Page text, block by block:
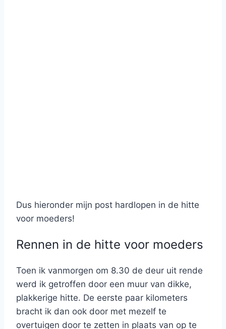
Dus hieronder mijn post hardlopen in de hitte
voor moeders!
Rennen in de hitte voor moeders
Toen ik vanmorgen om 8.30 de deur uit rende
werd ik getroffen door een muur van dikke,
plakkerige hitte. De eerste paar kilometers
bracht ik dan ook door met mezelf te
overtuigen door te zetten in plaats van op te